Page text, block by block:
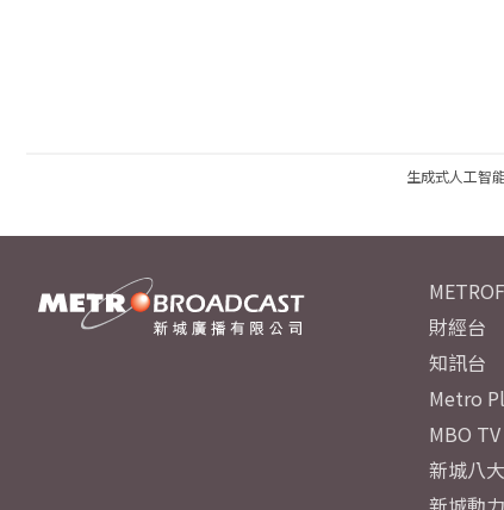
生成式人工智
財經台
知訊台
Metro
MBO TV
新城八